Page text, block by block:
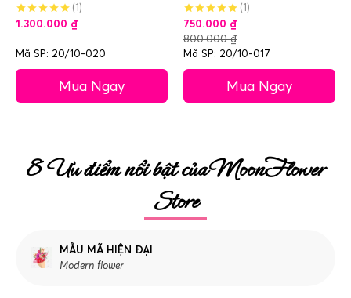
(1)
1.300.000 ₫
Mã SP: 20/10-020
Mua Ngay
(1)
750.000 ₫
800.000₫
Mã SP: 20/10-017
Mua Ngay
8 Ưu điểm nổi bật của MoonFlower
Store
MẪU MÃ HIỆN ĐẠI
Modern flower